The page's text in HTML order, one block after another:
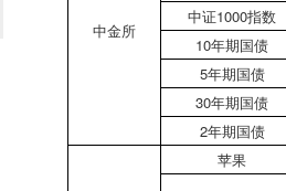
中金所
中证1000指数
10年期国债
5年期国债
30年期国债
2年期国债
苹果